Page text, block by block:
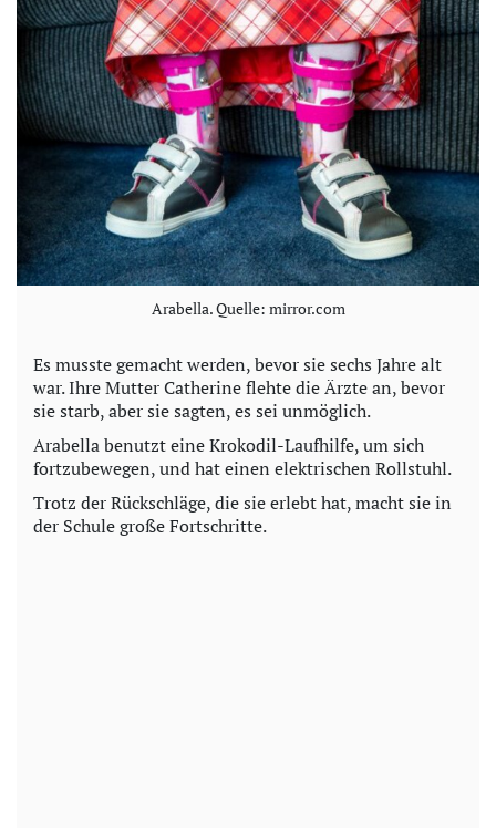
Arabella. Quelle: mirror.com
Es musste gemacht werden, bevor sie sechs Jahre alt
war. Ihre Mutter Catherine flehte die Ärzte an, bevor
sie starb, aber sie sagten, es sei unmöglich.
Arabella benutzt eine Krokodil-Laufhilfe, um sich
fortzubewegen, und hat einen elektrischen Rollstuhl.
Trotz der Rückschläge, die sie erlebt hat, macht sie in
der Schule große Fortschritte.